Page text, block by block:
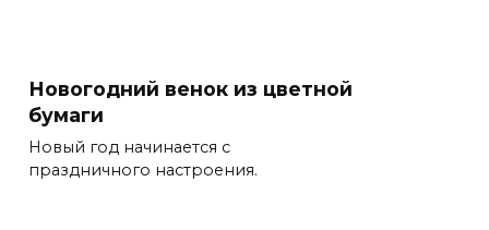
Новогодний венок из цветной
бумаги
Новый год начинается с
праздничного настроения.